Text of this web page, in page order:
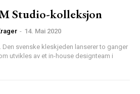
Studio-kolleksjon
- 14. Mai 2020
utvikles av et in-house designteam i